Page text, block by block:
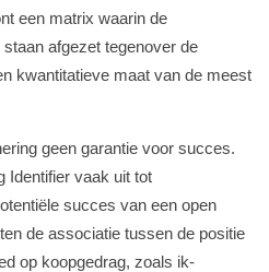
een matrix waarin de
afgezet tegenover de
kwantitatieve maat van de meest
geen garantie voor succes.
Identifier vaak uit tot
succes van een open
de associatie tussen de positie
op koopgedrag, zoals ik-